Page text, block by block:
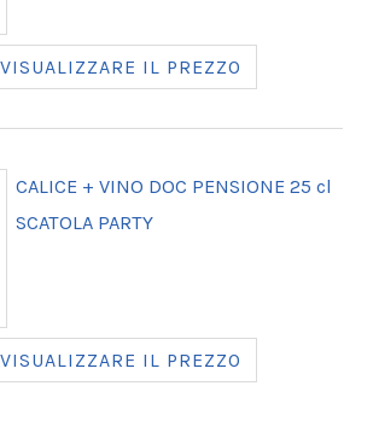
IL PREZZO
CALICE + VINO DOC PENSIONE 25 cl
SCATOLA PARTY
IL PREZZO